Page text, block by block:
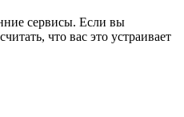
сервисы. Если вы
что вас это устраивает